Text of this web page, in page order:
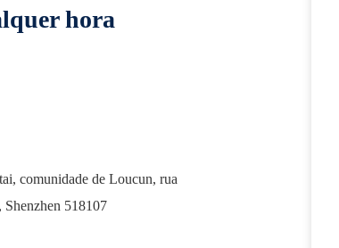
hora
comunidade de Loucun, rua
518107